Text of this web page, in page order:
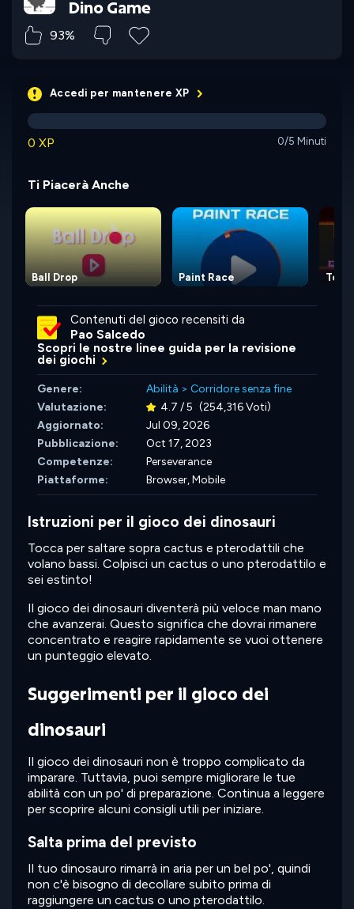
Dino Game
93%
Accedi per mantenere XP
0 XP 0/5 Minuti
Ti Piacerà Anche
Ball Drop Paint Race
Contenuti del gioco recensiti da
Pao Salcedo
Scopri le nostre linee guida per la revisione
dei giochi
Genere: Abilità > Corridore senza fine
Valutazione:
4.7 / 5 (254,316 Voti)
Aggiornato:
Jul 09, 2026
Pubblicazione:
Oct 17, 2023
Competenze:
Perseverance
Piattaforme:
Browser, Mobile
Istruzioni per il gioco dei dinosauri
Tocca per saltare sopra cactus e pterodattili che
volano bassi. Colpisci un cactus o uno pterodattilo e
sei estinto!
Il gioco dei dinosauri diventerà più veloce man mano
che avanzerai. Questo significa che dovrai rimanere
concentrato e reagire rapidamente se vuoi ottenere
un punteggio elevato.
Suggerimenti per il gioco dei
dinosauri
Il gioco dei dinosauri non è troppo complicato da
imparare. Tuttavia, puoi sempre migliorare le tue
abilità con un po' di preparazione. Continua a leggere
per scoprire alcuni consigli utili per iniziare.
Salta prima del previsto
Il tuo dinosauro rimarrà in aria per un bel po', quindi
non c'è bisogno di decollare subito prima di
raggiungere un cactus o uno pterodattilo.